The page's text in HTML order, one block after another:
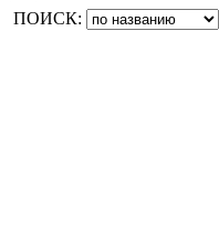
ПОИСК: